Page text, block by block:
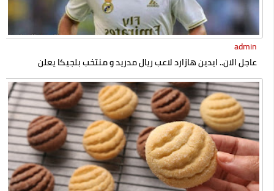
admin
عاجل الان.. ايدين هازارد لاعب ريال مدريد و منتخب بلجيكا يعلن
إسلامه رسميا